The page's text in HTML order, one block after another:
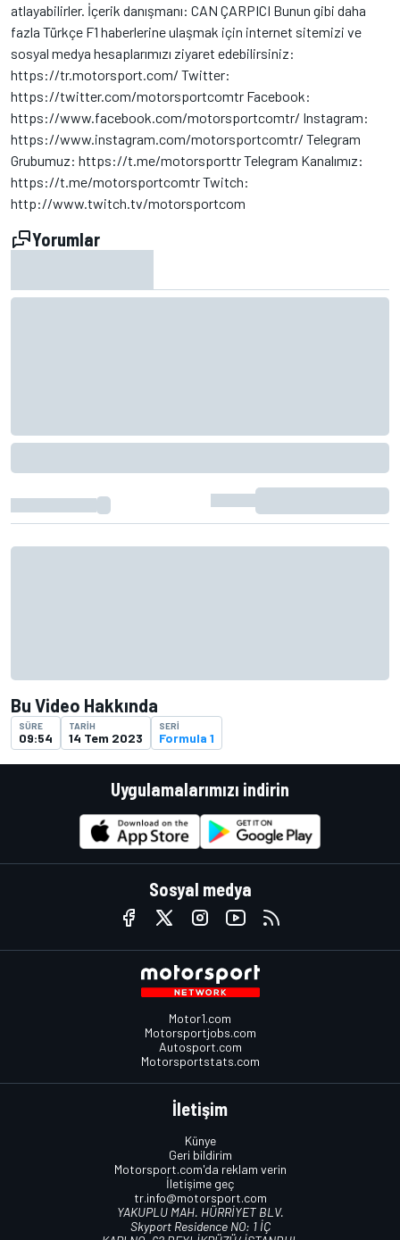
atlayabilirler. İçerik danışmanı: CAN ÇARPICI Bunun gibi daha
fazla Türkçe F1 haberlerine ulaşmak için internet sitemizi ve
sosyal medya hesaplarımızı ziyaret edebilirsiniz:
https://tr.motorsport.com/ Twitter:
https://twitter.com/motorsportcomtr Facebook:
https://www.facebook.com/motorsportcomtr/ Instagram:
https://www.instagram.com/motorsportcomtr/ Telegram
Grubumuz: https://t.me/motorsporttr Telegram Kanalımız:
https://t.me/motorsportcomtr Twitch:
http://www.twitch.tv/motorsportcom
Yorumlar
Bu Video Hakkında
SÜRE
09:54
TARIH
14 Tem 2023
SERI
Formula 1
Uygulamalarımızı indirin
Sosyal medya
Motor1.com
Motorsportjobs.com
Autosport.com
Motorsportstats.com
İletişim
Künye
Geri bildirim
Motorsport.com'da reklam verin
İletişime geç
tr.info@motorsport.com
YAKUPLU MAH. HÜRRİYET BLV.
Skyport Residence NO: 1 İÇ